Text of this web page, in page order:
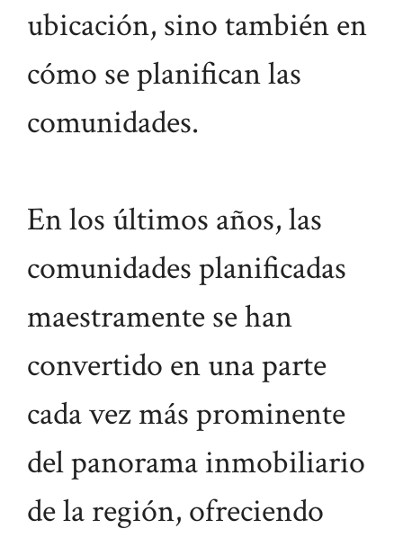
ubicación, sino también en
cómo se planifican las
comunidades.
En los últimos años, las
comunidades planificadas
maestramente se han
convertido en una parte
cada vez más prominente
del panorama inmobiliario
de la región, ofreciendo